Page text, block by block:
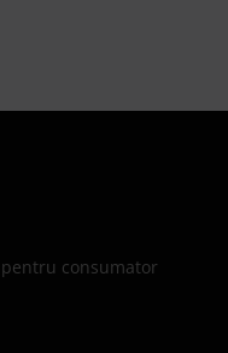
consumator